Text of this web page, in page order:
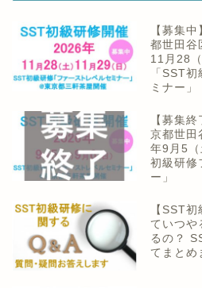
【募集
都世田谷
11月28
「SST
ミナー」
【募集
京都世田
年9月5
初級研修
ー」
【SST
ていつや
るの？
てまとめ